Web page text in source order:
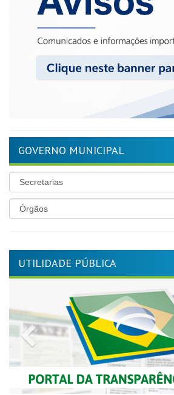
GOVERNO MUNICIPAL
UTILIDADE PÚBLICA
Previous